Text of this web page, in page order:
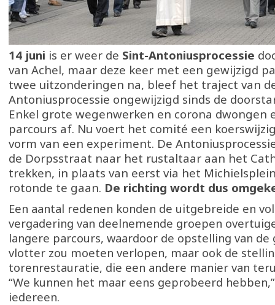
14 juni is er weer de Sint-Antoniusprocessie
van Achel, maar deze keer met een gewijzigd
twee uitzonderingen na, bleef het traject van
Antoniusprocessie ongewijzigd sinds de
Enkel grote wegenwerken en corona dwongen
parcours af. Nu voert het comité een
vorm van een experiment. De
de Dorpsstraat naar het rustaltaar aan het
trekken, in plaats van eerst via het
rotonde te gaan. De richting wordt dus
Een aantal redenen konden de uitgebreide en
vergadering van deelnemende groepen
langere parcours, waardoor de opstelling van de
vlotter zou moeten verlopen, maar ook de
torenrestauratie, die een andere manier van
“We kunnen het maar eens geprobeerd
iedereen.